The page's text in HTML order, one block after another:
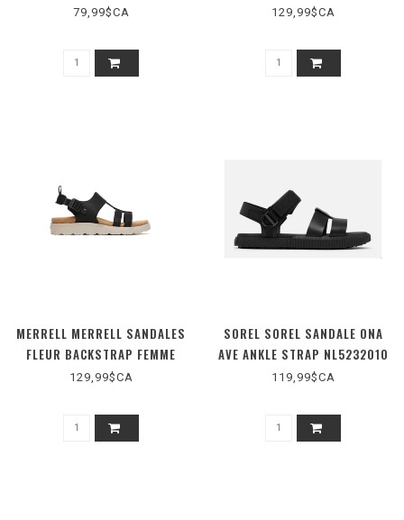
79,99$CA 129,99$CA
MERRELL MERRELL SANDALES
FLEUR BACKSTRAP FEMME
129,99$CA
SOREL SOREL SANDALE ONA
AVE ANKLE STRAP NL5232010
119,99$CA